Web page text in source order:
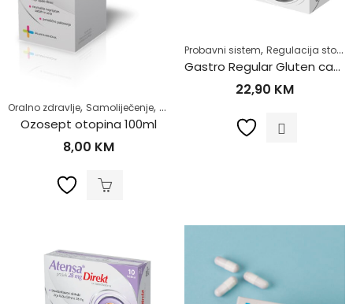
Oralno zdravlje, Samoliječenje, Tekućine za ispiranje
Ozosept otopina 100ml
8,00 KM
Probavni sistem, Regulacija stolice-zatvor
Gastro Regular Gluten caps a20
22,90 KM